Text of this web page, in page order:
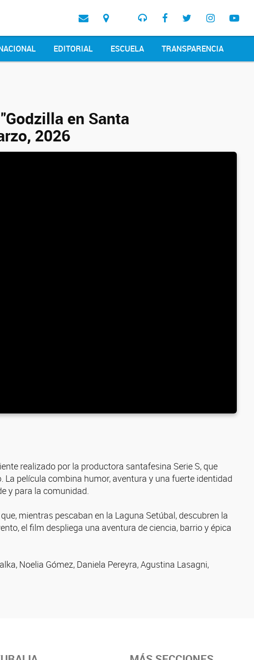
EDITORIAL ESCUELA TRANSPARENCIA
en Santa
2026
realizado por la productora santafesina Serie S, que
película combina humor, aventura y una fuerte identidad
y para la comunidad.
mientras pescaban en la Laguna Setúbal, descubren la
el film despliega una aventura de ciencia, barrio y épica
Noelia Gómez, Daniela Pereyra, Agustina Lasagni,